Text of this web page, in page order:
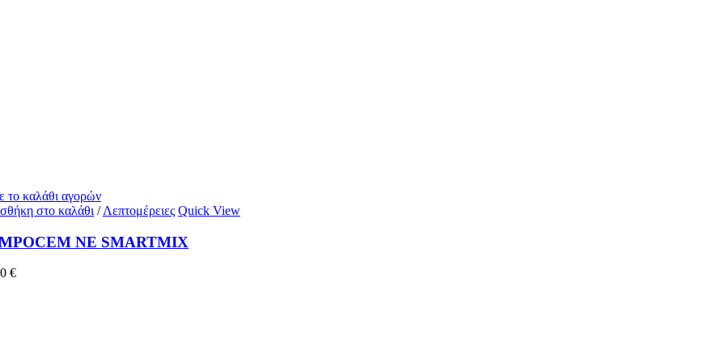
το καλάθι αγορών
στο καλάθι / Λεπτομέρειες Quick View
NE SMARTMIX
€